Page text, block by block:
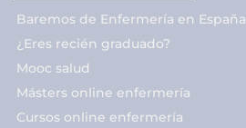
Baremos de Enfermería en España
¿Eres recién graduado?
Mooc salud
Másters online enfermería
Cursos online enfermería